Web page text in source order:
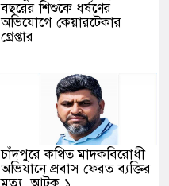
বছরের শিশুকে ধর্ষণের
অভিযোগে কেয়ারটেকার
গ্রেপ্তার
চাঁদপুরে কথিত মাদকবিরোধী
অভিযানে প্রবাস ফেরত ব্যক্তির